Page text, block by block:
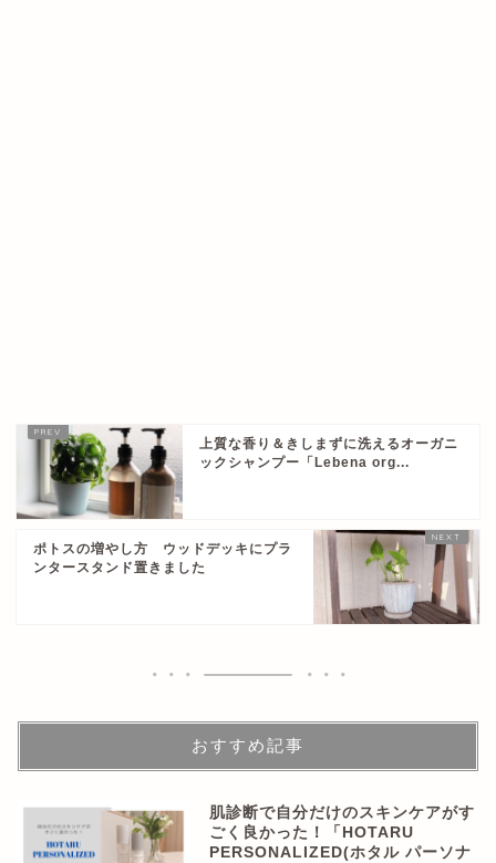
上質な香り＆きしまずに洗えるオーガニ
ックシャンプー「Lebena org...
ポトスの増やし方 ウッドデッキにプラ
ンタースタンド置きました
おすすめ記事
肌診断で自分だけのスキンケアがす
ごく良かった！「HOTARU
PERSONALIZED(ホタル パーソナ